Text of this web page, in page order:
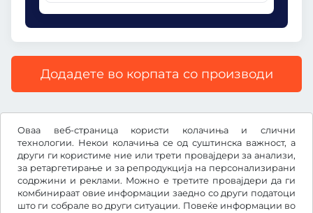
Оваа веб-страница користи колачиња и слични
технологии. Некои колачиња се од суштинска важност, а
други ги користиме ние или трети провајдери за анализи,
за ретаргетирање и за репродукција на персонализирани
содржини и реклами. Можно е третите провајдери да ги
комбинираат овие информации заедно со други податоци
што ги собрале во други ситуации. Повеќе информации во
Додадете во корпата со производи
Сите цени со вклучен законски ДДВ.
€EUR